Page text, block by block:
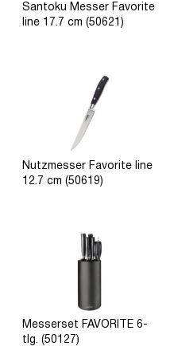
Santoku Messer Favorite
line 17.7 cm (50621)
Nutzmesser Favorite line
12.7 cm (50619)
Messerset FAVORITE 6-
tlg. (50127)